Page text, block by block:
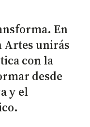
En
Artes unirás
con la
desde
y el